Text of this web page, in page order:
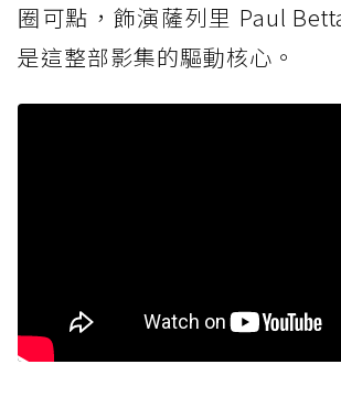
圈可點，飾演薩列里 Paul
是這整部影集的驅動核心。